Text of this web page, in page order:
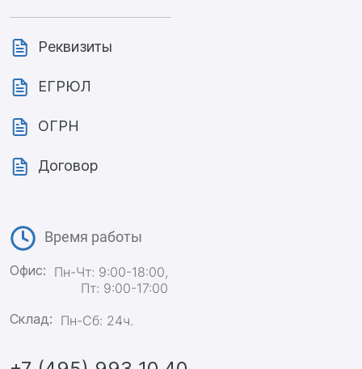
Реквизиты
ЕГРЮЛ
ОГРН
Договор
Время работы
Офис: Пн-Чт: 9:00-18:00,
Пт: 9:00-17:00
Склад: Пн-Сб: 24ч.